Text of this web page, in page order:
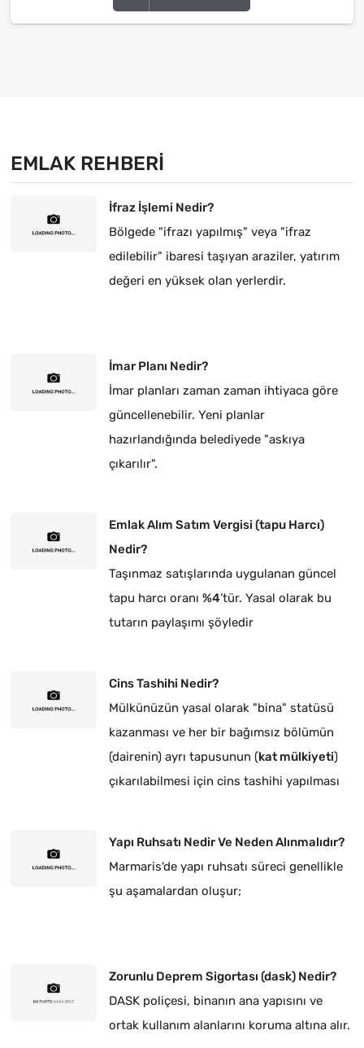
EMLAK REHBERI
İfraz İşlemi Nedir?
Bölgede "ifrazı yapılmış" veya "ifraz
edilebilir" ibaresi taşıyan araziler, yatırım
değeri en yüksek olan yerlerdir.
İmar Planı Nedir?
İmar planları zaman zaman ihtiyaca göre
güncellenebilir. Yeni planlar
hazırlandığında belediyede "askıya
çıkarılır".
Emlak Alım Satım Vergisi (tapu Harcı)
Nedir?
Taşınmaz satışlarında uygulanan güncel
tapu harcı oranı %4’tür. Yasal olarak bu
tutarın paylaşımı şöyledir
Cins Tashihi Nedir?
Mülkünüzün yasal olarak "bina" statüsü
kazanması ve her bir bağımsız bölümün
(dairenin) ayrı tapusunun (kat mülkiyeti)
çıkarılabilmesi için cins tashihi yapılması
Yapı Ruhsatı Nedir Ve Neden Alınmalıdır?
Marmaris'de yapı ruhsatı süreci genellikle
şu aşamalardan oluşur;
Zorunlu Deprem Sigortası (dask) Nedir?
DASK poliçesi, binanın ana yapısını ve
ortak kullanım alanlarını koruma altına alır.